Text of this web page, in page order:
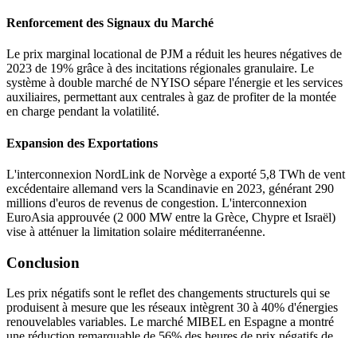
Renforcement des Signaux du Marché
Le prix marginal locational de PJM a réduit les heures négatives de
2023 de 19% grâce à des incitations régionales granulaire. Le
système à double marché de NYISO sépare l'énergie et les services
auxiliaires, permettant aux centrales à gaz de profiter de la montée
en charge pendant la volatilité.
Expansion des Exportations
L'interconnexion NordLink de Norvège a exporté 5,8 TWh de vent
excédentaire allemand vers la Scandinavie en 2023, générant 290
millions d'euros de revenus de congestion. L'interconnexion
EuroAsia approuvée (2 000 MW entre la Grèce, Chypre et Israël)
vise à atténuer la limitation solaire méditerranéenne.
Conclusion
Les prix négatifs sont le reflet des changements structurels qui se
produisent à mesure que les réseaux intègrent 30 à 40% d'énergies
renouvelables variables. Le marché MIBEL en Espagne a montré